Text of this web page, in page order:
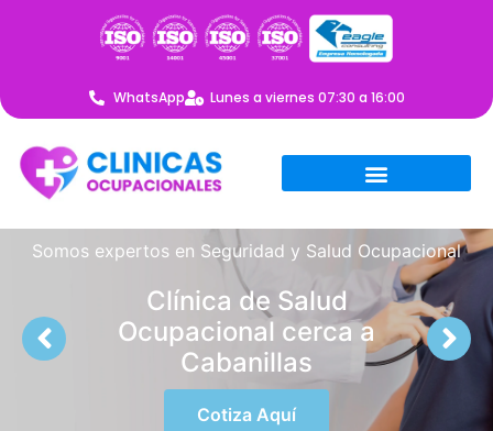
WhatsApp Lunes a viernes 07:30 a 16:00
Somos expertos en Seguridad y Salud Ocupacional
Clínica de Salud
Ocupacional cerca a
Cabanillas
Cotiza Aquí